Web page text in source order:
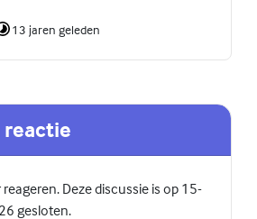
13 jaren geleden
reactie
Deze discussie is op 15-
gesloten.